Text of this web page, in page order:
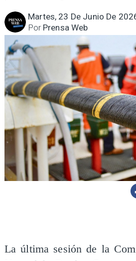
Martes, 23 De Junio De
Prensa Web
Por
La última sesión de la